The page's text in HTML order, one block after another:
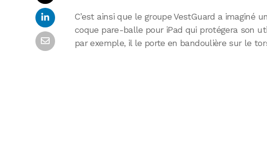
C’est ainsi que le groupe VestGuard a imaginé
coque pare-balle pour iPad qui protégera son
par exemple, il le porte en bandoulière sur le